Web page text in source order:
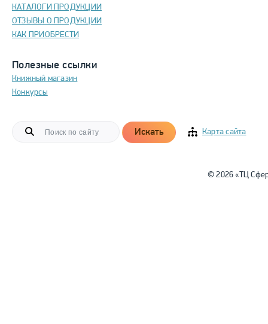
КАТАЛОГИ ПРОДУКЦИИ
ОТЗЫВЫ О ПРОДУКЦИИ
КАК ПРИОБРЕСТИ
Полезные ссылки
Книжный магазин
Конкурсы
Искать Карта сайта
© 2026 «ТЦ